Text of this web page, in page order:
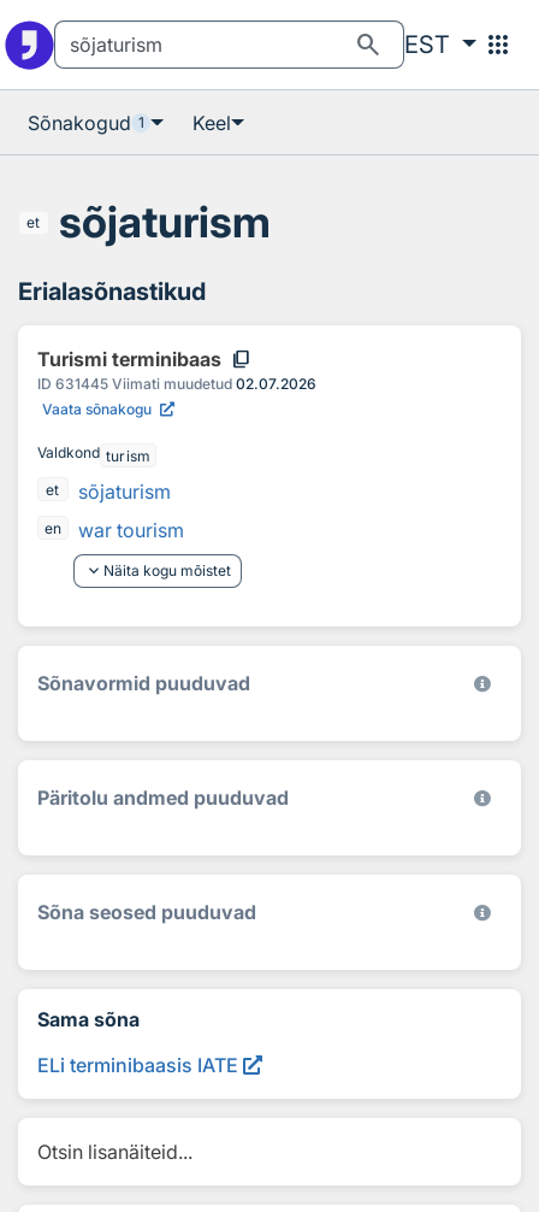
search EST apps
Sõnakogud 1 Keel
et sõjaturism
Erialasõnastikud
Turismi terminibaas content_copy
ID 631445 Viimati muudetud 02.07.2026
Vaata sõnakogu
Valdkond turism
et
sõjaturism
en
war tourism
keyboard_arrow_down Näita kogu mõistet
Sõnavormid puuduvad
Päritolu andmed puuduvad
Sõna seosed puuduvad
Sama sõna
ELi terminibaasis IATE
Otsin lisanäiteid...